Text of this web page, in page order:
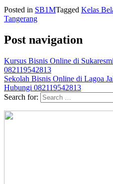
Posted in SB1MTagged Kelas
Tangerang
Post navigation
Kursus Bisnis Online di
082119542813
Sekolah Bisnis Online di Lagoa
Hubungi 082119542813
Search for: